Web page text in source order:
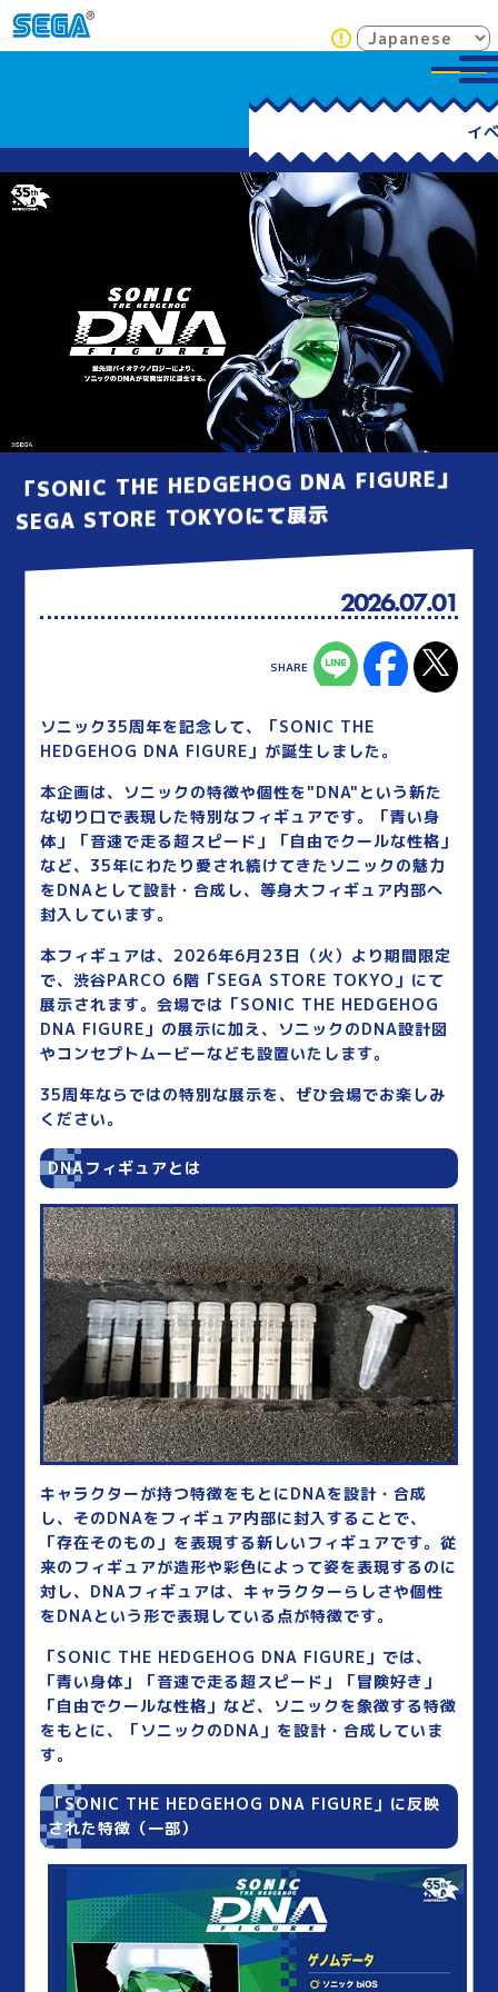
「SONIC THE HEDGEHOG DNA FIGURE」
SEGA STORE TOKYOにて展示
2026.07.01
ソニック35周年を記念して、「SONIC THE
HEDGEHOG DNA FIGURE」が誕生しました。
本企画は、ソニックの特徴や個性を"DNA"という新た
な切り口で表現した特別なフィギュアです。「青い身
体」「音速で走る超スピード」「自由でクールな性格」
など、35年にわたり愛され続けてきたソニックの魅力
をDNAとして設計・合成し、等身大フィギュア内部へ
封入しています。
本フィギュアは、2026年6月23日（火）より期間限定
で、渋谷PARCO 6階「SEGA STORE TOKYO」にて
展示されます。会場では「SONIC THE HEDGEHOG
DNA FIGURE」の展示に加え、ソニックのDNA設計図
やコンセプトムービーなども設置いたします。
35周年ならではの特別な展示を、ぜひ会場でお楽しみ
ください。
DNAフィギュアとは
キャラクターが持つ特徴をもとにDNAを設計・合成
し、そのDNAをフィギュア内部に封入することで、
「存在そのもの」を表現する新しいフィギュアです。従
来のフィギュアが造形や彩色によって姿を表現するのに
対し、DNAフィギュアは、キャラクターらしさや個性
をDNAという形で表現している点が特徴です。
「SONIC THE HEDGEHOG DNA FIGURE」では、
「青い身体」「音速で走る超スピード」「冒険好き」
「自由でクールな性格」など、ソニックを象徴する特徴
をもとに、「ソニックのDNA」を設計・合成していま
す。
「SONIC THE HEDGEHOG DNA FIGURE」に反映
された特徴（一部）